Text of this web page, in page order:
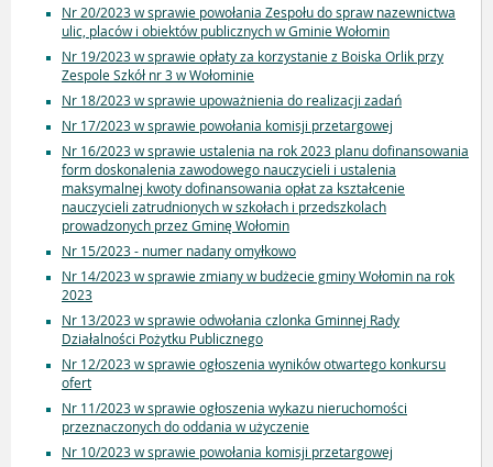
Nr 20/2023 w sprawie powołania Zespołu do spraw nazewnictwa
ulic, placów i obiektów publicznych w Gminie Wołomin
Nr 19/2023 w sprawie opłaty za korzystanie z Boiska Orlik przy
Zespole Szkół nr 3 w Wołominie
Nr 18/2023 w sprawie upoważnienia do realizacji zadań
Nr 17/2023 w sprawie powołania komisji przetargowej
Nr 16/2023 w sprawie ustalenia na rok 2023 planu dofinansowania
form doskonalenia zawodowego nauczycieli i ustalenia
maksymalnej kwoty dofinansowania opłat za kształcenie
nauczycieli zatrudnionych w szkołach i przedszkolach
prowadzonych przez Gminę Wołomin
Nr 15/2023 - numer nadany omyłkowo
Nr 14/2023 w sprawie zmiany w budżecie gminy Wołomin na rok
2023
Nr 13/2023 w sprawie odwołania czlonka Gminnej Rady
Działalności Pożytku Publicznego
Nr 12/2023 w sprawie ogłoszenia wyników otwartego konkursu
ofert
Nr 11/2023 w sprawie ogłoszenia wykazu nieruchomości
przeznaczonych do oddania w użyczenie
Nr 10/2023 w sprawie powołania komisji przetargowej